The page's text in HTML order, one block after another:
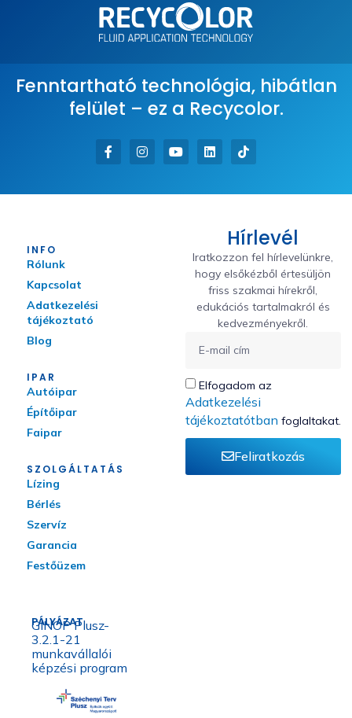
Fenntartható technológia, hibátlan
felület – ez a Recycolor.
INFO
Rólunk
Kapcsolat
Adatkezelési
tájékoztató
Blog
IPAR
Autóipar
Építőipar
Faipar
SZOLGÁLTATÁS
Lízing
Bérlés
Szervíz
Garancia
Festőüzem
PÁLYÁZAT
GINOP Plusz-
3.2.1-21
munkavállalói
képzési program
Hírlevél
Iratkozzon fel hírlevelünkre,
hogy elsőkézből értesüljön
friss szakmai hírekről,
edukációs tartalmakról és
kedvezményekről.
Elfogadom az
Adatkezelési
tájékoztatótban foglaltakat.
Feliratkozás